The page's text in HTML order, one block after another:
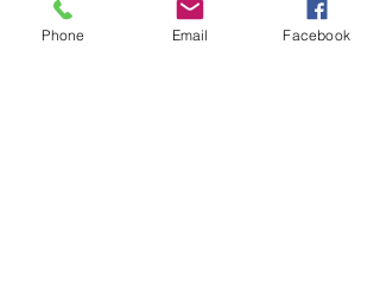
Phone Email Facebook